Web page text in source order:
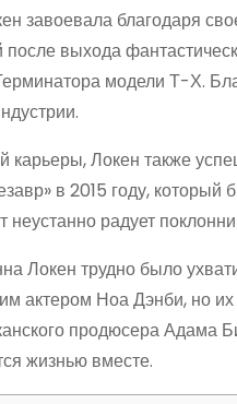
завоевала благодаря
выхода
модели Т-Х.
карьеры, Локен также
в 2015 году,
неустанно радует
Локен трудно было
актером Ноа Дэнби, но
продюсера Адама
жизнью вместе.